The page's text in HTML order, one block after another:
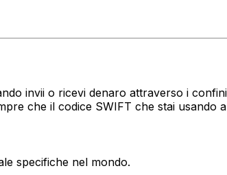
invii o ricevi denaro attraverso i
che il codice SWIFT che stai usando
specifiche nel mondo.